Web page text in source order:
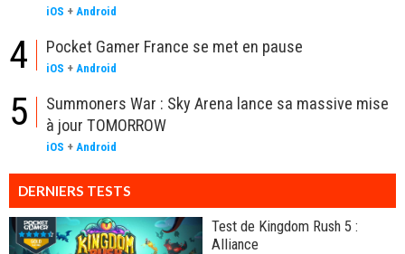
iOS + Android
4 Pocket Gamer France se met en pause
iOS + Android
5
Summoners War : Sky Arena lance sa massive mise
à jour TOMORROW
iOS + Android
DERNIERS TESTS
Test de Kingdom Rush 5 :
Alliance